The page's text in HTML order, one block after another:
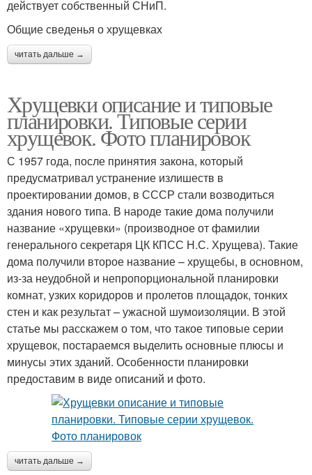
действует собственный СНиП.
Общие сведенья о хрущевках
читать дальше →
Хрущевки описание и типовые
планировки. Типовые серии
хрущевок. Фото планировок
С 1957 года, после принятия закона, который
предусматривал устранение излишеств в
проектировании домов, в СССР стали возводиться
здания нового типа. В народе такие дома получили
название «хрущевки» (производное от фамилии
генерального секретаря ЦК КПСС Н.С. Хрущева). Такие
дома получили второе название – хрущебы, в основном,
из-за неудобной и непропорциональной планировки
комнат, узких коридоров и пролетов площадок, тонких
стен и как результат – ужасной шумоизоляции. В этой
статье мы расскажем о том, что такое типовые серии
хрущевок, постараемся выделить основные плюсы и
минусы этих зданий. Особенности планировки
предоставим в виде описаний и фото.
читать дальше →